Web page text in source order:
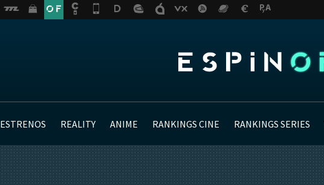
ESTRENOS REALITY ANIME RANKINGS CINE RANKINGS SERIES